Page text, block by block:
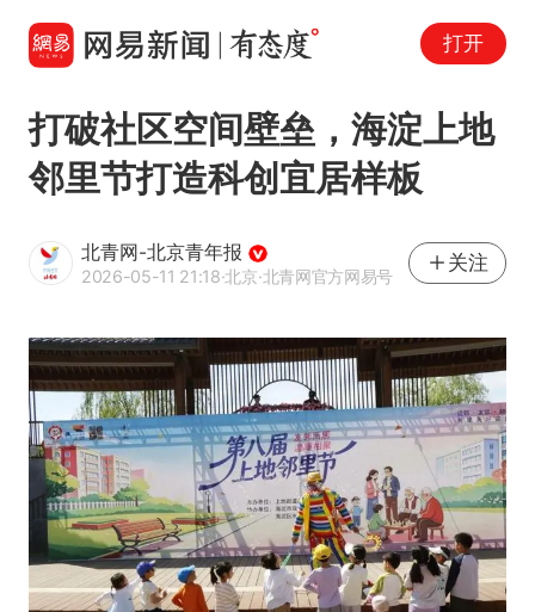
打开
打破社区空间壁垒，海淀上地
邻里节打造科创宜居样板
北青网-北京青年报
2026-05-11 21:18·北京·北青网官方网易号
关注